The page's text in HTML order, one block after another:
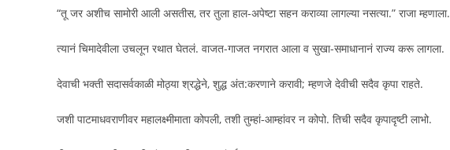
“तू जर अशीच सामोरी आली असतीस, तर तुला हाल-अपेष्टा सहन कराव्या लागल्या नसत्या.” राजा म्हणाला.
त्यानं चिमादेवीला उचलून रथात घेतलं. वाजत-गाजत नगरात आला व सुखा-समाधानानं राज्य करू लागला.
देवाची भक्ती सदासर्वकाळी मोठ्या श्रद्धेने, शुद्ध अंत:करणाने करावी; म्हणजे देवीची सदैव कृपा राहते.
जशी पाटमाधवराणीवर महालक्ष्मीमाता कोपली, तशी तुम्हां-आम्हांवर न कोपो. तिची सदैव कृपादृष्टी लाभो.